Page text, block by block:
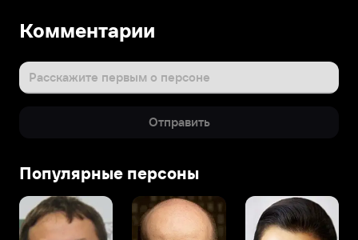
Комментарии
Расскажите первым о персоне
Отправить
Популярные персоны